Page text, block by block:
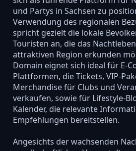
und Partys in Sachsen zu
Verwendung des regionalen
spricht gezielt die lokale
Touristen an, die das
attraktiven Region erkunden
Domain eignet sich ideal für E-
Plattformen, die Tickets, VIP-
Merchandise für Clubs und
verkaufen, sowie für Lifestyle-
Kalender, die relevante
Empfehlungen bereitstellen.
Angesichts der wachsenden